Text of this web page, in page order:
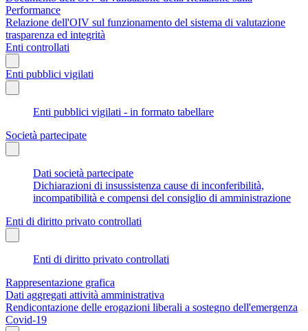
Performance
Relazione dell'OIV sul funzionamento del sistema di valutazione
trasparenza ed integrità
Enti controllati
Enti pubblici vigilati
Enti pubblici vigilati - in formato tabellare
Società partecipate
Dati società partecipate
Dichiarazioni di insussistenza cause di inconferibilità,
incompatibilità e compensi del consiglio di amministrazione
Enti di diritto privato controllati
Enti di diritto privato controllati
Rappresentazione grafica
Dati aggregati attività amministrativa
Rendicontazione delle erogazioni liberali a sostegno dell'emergenza
Covid-19